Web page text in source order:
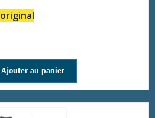
Ajouter au panier